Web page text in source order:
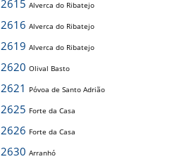
2615 Alverca do Ribatejo
2616 Alverca do Ribatejo
2619 Alverca do Ribatejo
2620 Olival Basto
2621 Póvoa de Santo Adrião
2625 Forte da Casa
2626 Forte da Casa
2630 Arranhó